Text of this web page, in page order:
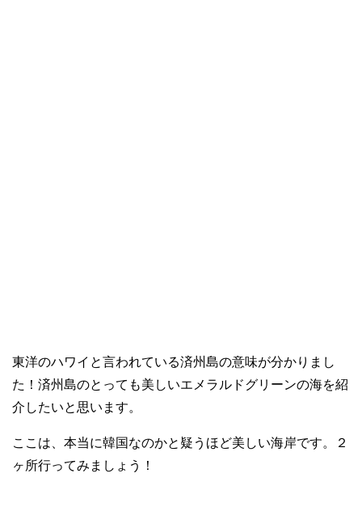
東洋のハワイと言われている済州島の意味が分かりまし
た！済州島のとっても美しいエメラルドグリーンの海を紹
介したいと思います。
ここは、本当に韓国なのかと疑うほど美しい海岸です。２
ヶ所行ってみましょう！